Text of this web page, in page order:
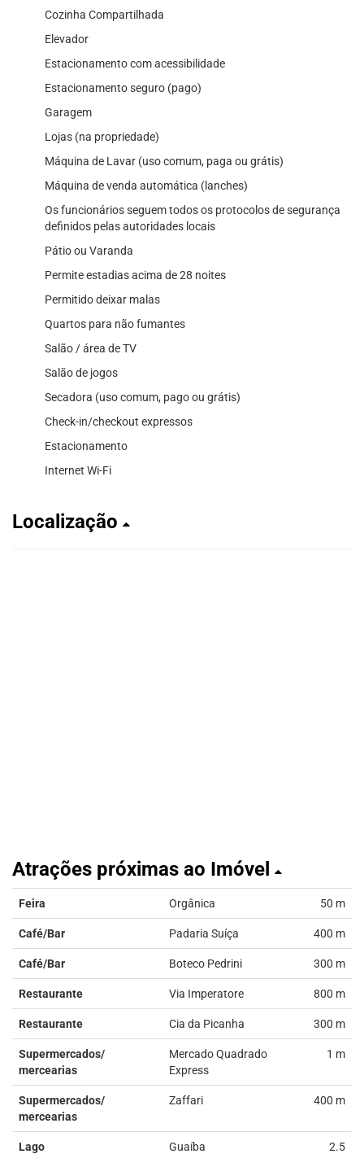
Cozinha Compartilhada
Elevador
Estacionamento com acessibilidade
Estacionamento seguro (pago)
Garagem
Lojas (na propriedade)
Máquina de Lavar (uso comum, paga ou grátis)
Máquina de venda automática (lanches)
Os funcionários seguem todos os protocolos de segurança
definidos pelas autoridades locais
Pátio ou Varanda
Permite estadias acima de 28 noites
Permitido deixar malas
Quartos para não fumantes
Salão / área de TV
Salão de jogos
Secadora (uso comum, pago ou grátis)
Check-in/checkout expressos
Estacionamento
Internet Wi-Fi
Localização
Atrações próximas ao Imóvel
Feira Orgânica 50 m
Café/Bar Padaria Suíça 400 m
Café/Bar Boteco Pedrini 300 m
Restaurante Via Imperatore 800 m
Restaurante Cia da Picanha 300 m
Supermercados/
mercearias
Mercado Quadrado
Express
1 m
Supermercados/
mercearias
Zaffari 400 m
Lago Guaíba
2.5